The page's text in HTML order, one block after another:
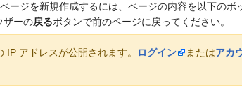
ージを新規作成するには、ページの内容を以下の
ザーの戻るボタンで前のページに戻ってください。
アドレスが公開されます。 ログイン またはアカ